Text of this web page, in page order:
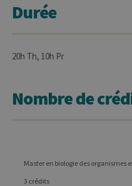
Durée
20h Th, 10h Pr
Nombre de
Master en biologie des organismes
3 crédits